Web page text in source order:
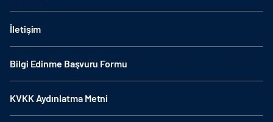
İletişim
Bilgi Edinme Başvuru Formu
KVKK Aydınlatma Metni